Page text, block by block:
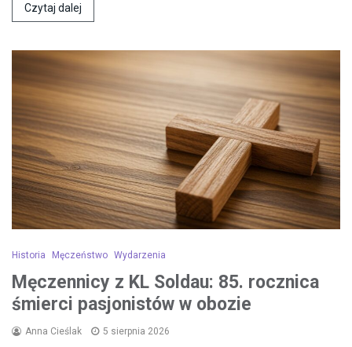
Czytaj dalej
Historia Męczeństwo Wydarzenia
Męczennicy z KL Soldau: 85. rocznica
śmierci pasjonistów w obozie
Anna Cieślak 5 sierpnia 2026